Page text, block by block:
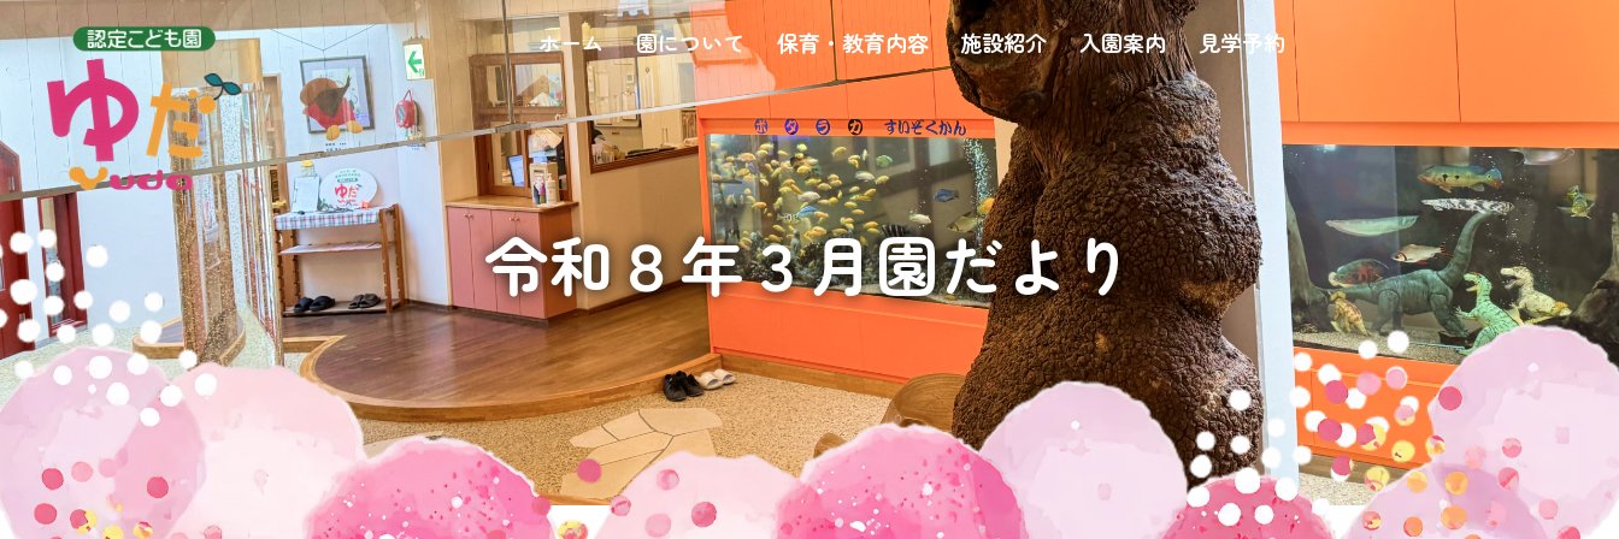
ホーム 園について 保育・教育内容 施設紹介 入園案内 見学予約
令和８年３月園だより